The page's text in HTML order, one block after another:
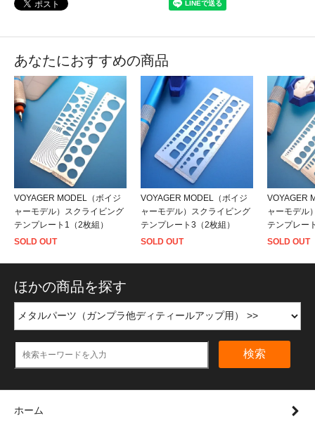
あなたにおすすめの商品
VOYAGER MODEL（ボイジ
ャーモデル）スクライビング
テンプレート1（2枚組）
SOLD OUT
VOYAGER MODEL（ボイジ
ャーモデル）スクライビング
テンプレート3（2枚組）
SOLD OUT
VOYAGER
ャーモデル
テンプレー
SOLD OUT
ほかの商品を探す
検索
ホーム